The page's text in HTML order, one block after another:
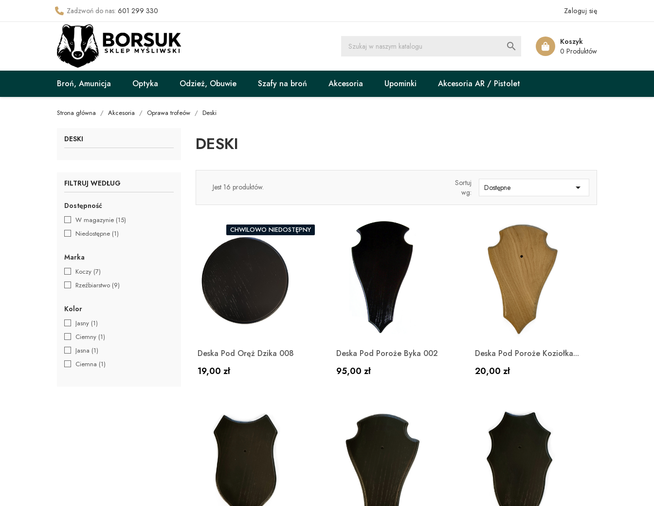
Zadzwoń do nas: 601 299 330 Zaloguj się
Koszyk
0 Produktów

Broń, Amunicja Optyka Odzież, Obuwie Szafy na broń Akcesoria Upominki Akcesoria AR / Pistolet
Strona główna Akcesoria Oprawa trofeów Deski
DESKI
FILTRUJ WEDŁUG
Dostępność
W magazynie (15)
Niedostępne (1)
Marka
Koczy (7)
Rzeźbiarstwo (9)
Kolor
Jasny (1)
Ciemny (1)
Jasna (1)
Ciemna (1)
DESKI
Jest 16 produktów.
Sortuj
wg:
Dostępne 
CHWILOWO NIEDOSTĘPNY
 Szybki podgląd
Deska Pod Oręż Dzika 008
Cena
19,00 zł
 Szybki podgląd
Deska Pod Poroże Byka 002
Cena
95,00 zł
 Szybki podgląd
Deska Pod Poroże Koziołka...
Cena
20,00 zł